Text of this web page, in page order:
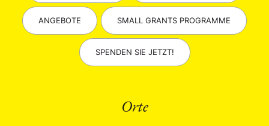
ANGEBOTE SMALL GRANTS PROGRAMME
SPENDEN SIE JETZT!
Orte